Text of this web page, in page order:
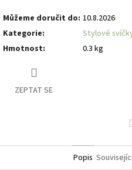
Můžeme doručit do: 10.8.2026
Kategorie:
Stylové
Hmotnost: 0.3 kg
ZEPTAT SE
Popis